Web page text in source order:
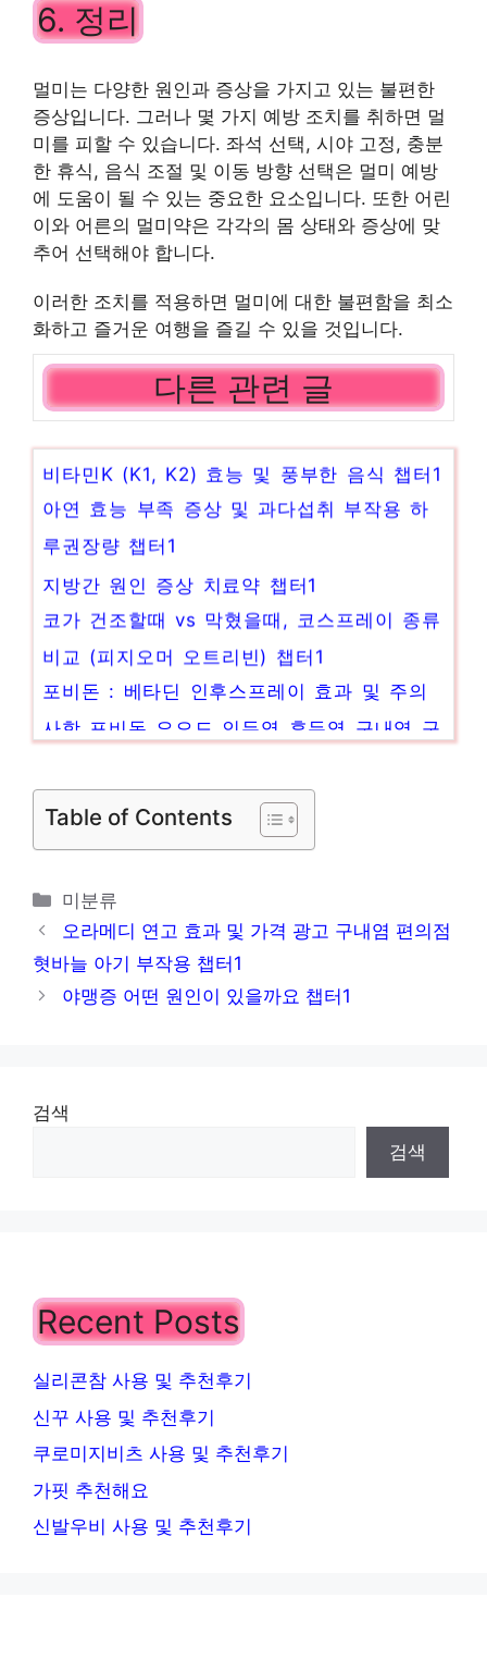
6. 정리
멀미는 다양한 원인과 증상을 가지고 있는 불편한
증상입니다. 그러나 몇 가지 예방 조치를 취하면 멀
미를 피할 수 있습니다. 좌석 선택, 시야 고정, 충분
한 휴식, 음식 조절 및 이동 방향 선택은 멀미 예방
에 도움이 될 수 있는 중요한 요소입니다. 또한 어린
이와 어른의 멀미약은 각각의 몸 상태와 증상에 맞
추어 선택해야 합니다.
이러한 조치를 적용하면 멀미에 대한 불편함을 최소
화하고 즐거운 여행을 즐길 수 있을 것입니다.
다른 관련 글
비타민K (K1, K2) 효능 및 풍부한 음식 챕터1
아연 효능 부족 증상 및 과다섭취 부작용 하
루권장량 챕터1
지방간 원인 증상 치료약 챕터1
코가 건조할때 vs 막혔을때, 코스프레이 종류
비교 (피지오머 오트리빈) 챕터1
포비돈 : 베타딘 인후스프레이 효과 및 주의
사항 포비돈 요오드 인두염 후두염 구내염 구
비문증 원인, 증상, 치료 알아봐요 챕터1
파라인플루엔자 증상 및 치료 파라인플루엔자
Table of Contents
카
테
고
미분류
오라메디 연고 효과 및 가격 광고 구내염 편의점
혓바늘 아기 부작용 챕터1
야맹증 어떤 원인이 있을까요 챕터1
검색
검색
Recent Posts
실리콘참 사용 및 추천후기
신꾸 사용 및 추천후기
쿠로미지비츠 사용 및 추천후기
가핏 추천해요
신발우비 사용 및 추천후기